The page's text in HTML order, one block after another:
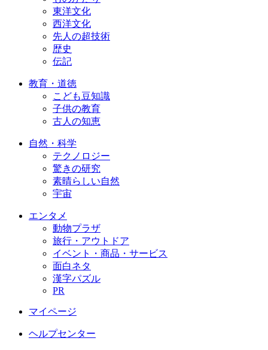
東洋文化
西洋文化
先人の超技術
歴史
伝記
教育・道徳
こども豆知識
子供の教育
古人の知恵
自然・科学
テクノロジー
驚きの研究
素晴らしい自然
宇宙
エンタメ
動物プラザ
旅行・アウトドア
イベント・商品・サービス
面白ネタ
漢字パズル
PR
マイページ
ヘルプセンター